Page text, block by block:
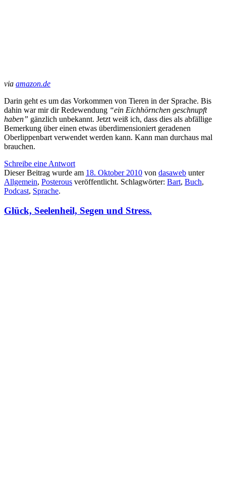
via amazon.de
Darin geht es um das Vorkommen von Tieren in der Sprache. Bis
dahin war mir dir Redewendung “ein Eichhörnchen geschnupft
haben” gänzlich unbekannt. Jetzt weiß ich, dass dies als abfällige
Bemerkung über einen etwas überdimensioniert geradenen
Oberlippenbart verwendet werden kann. Kann man durchaus mal
brauchen.
Schreibe eine Antwort
Dieser Beitrag wurde am 18. Oktober 2010 von dasaweb unter
Allgemein, Posterous veröffentlicht. Schlagwörter: Bart, Buch,
Podcast, Sprache.
Glück, Seelenheil, Segen und Stress.